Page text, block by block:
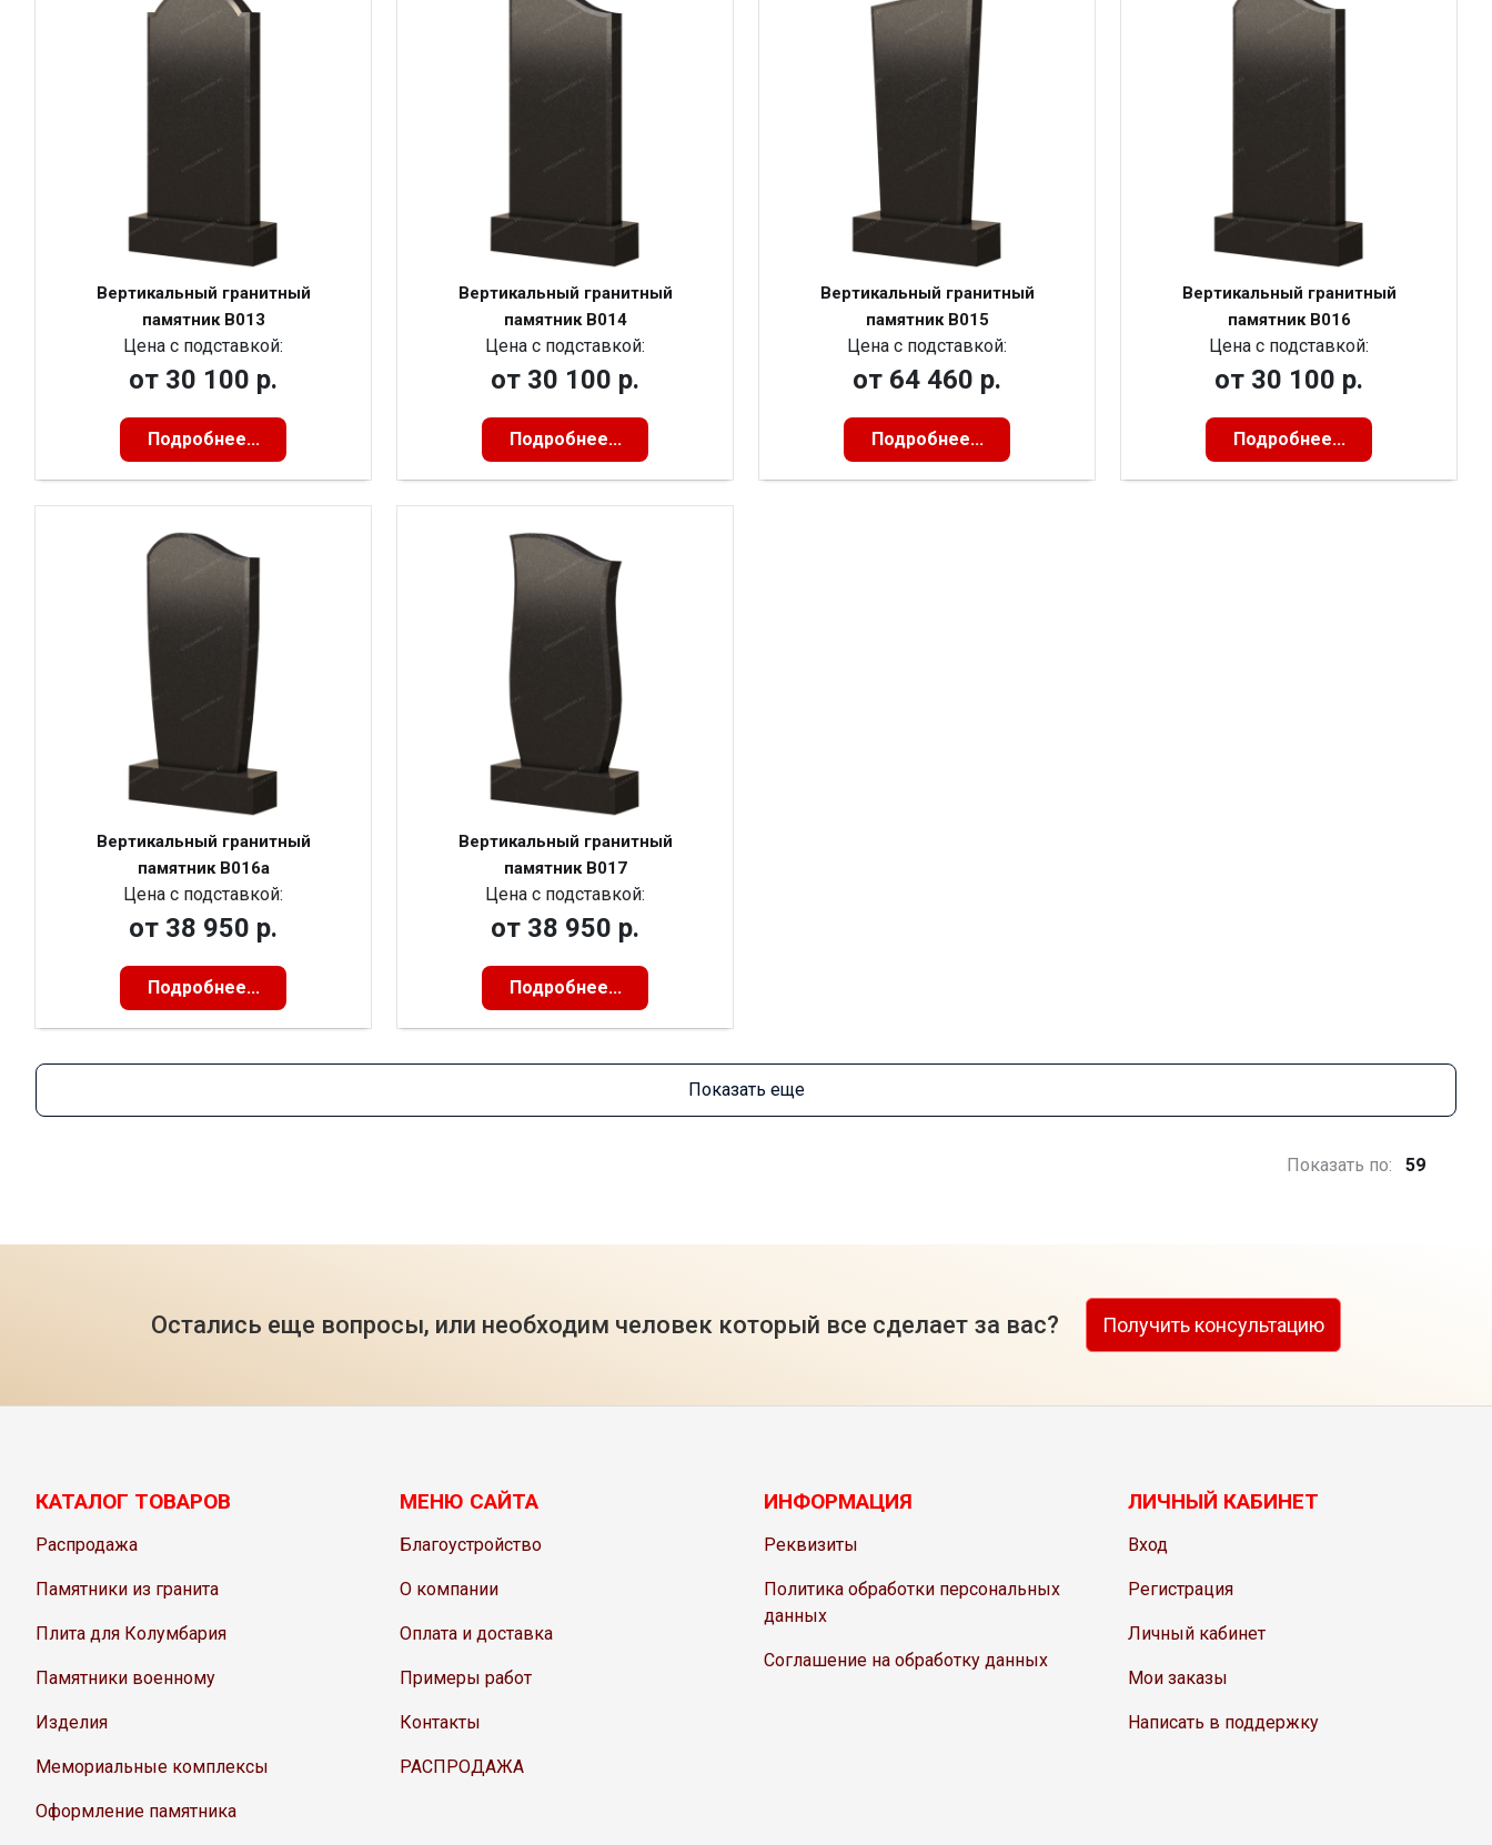
Вертикальный гранитный
памятник В013
Цена с подставкой:
от 30 100 р.
Подробнее...
Вертикальный гранитный
памятник В014
Цена с подставкой:
от 30 100 р.
Подробнее...
Вертикальный гранитный
памятник В015
Цена с подставкой:
от 64 460 р.
Подробнее...
Вертикальный гранитный
памятник В016
Цена с подставкой:
от 30 100 р.
Подробнее...
Вертикальный гранитный
памятник В016а
Цена с подставкой:
от 38 950 р.
Подробнее...
Вертикальный гранитный
памятник В017
Цена с подставкой:
от 38 950 р.
Подробнее...
Показать еще
Показать по: 59
Остались еще вопросы, или необходим человек который все сделает за вас? Получить консультацию
КАТАЛОГ ТОВАРОВ
Распродажа
Памятники из гранита
Плита для Колумбария
Памятники военному
Изделия
Мемориальные комплексы
Оформление памятника
ЛИЧНЫЙ КАБИНЕТ
Вход
Регистрация
Личный кабинет
Мои заказы
Написать в поддержку
МЕНЮ САЙТА
Благоустройство
О компании
Оплата и доставка
Примеры работ
Контакты
РАСПРОДАЖА
ИНФОРМАЦИЯ
Реквизиты
Политика обработки персональных
данных
Соглашение на обработку данных